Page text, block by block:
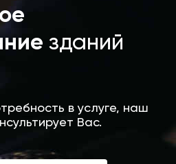
зданий
в услуге, наш
Вас.